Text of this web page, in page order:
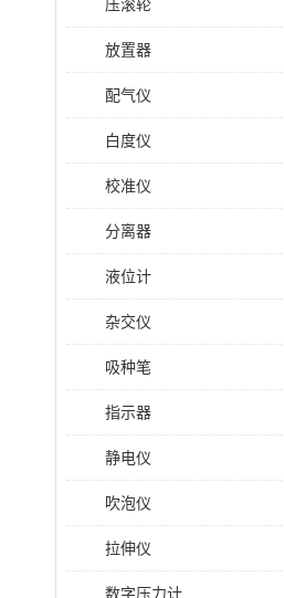
压滚轮
放置器
配气仪
白度仪
校准仪
分离器
液位计
杂交仪
吸种笔
指示器
静电仪
吹泡仪
拉伸仪
数字压力计